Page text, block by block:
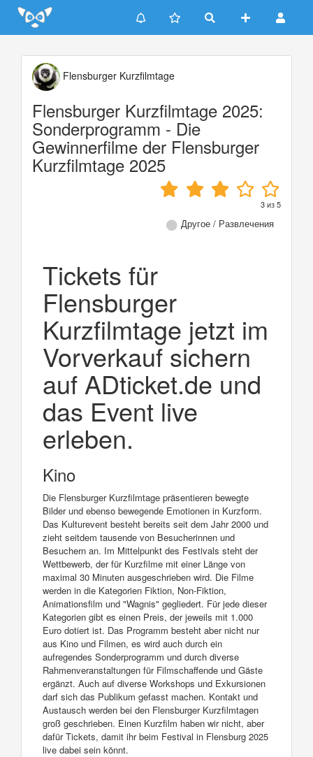
Update cookies preferences
Flensburger Kurzfilmtage
Flensburger Kurzfilmtage 2025:
Sonderprogramm - Die
Gewinnerfilme der Flensburger
Kurzfilmtage 2025
3из5
Другое / Развлечения
Tickets für
Flensburger
Kurzfilmtage jetzt im
Vorverkauf sichern
auf ADticket.de und
das Event live
erleben.
Kino
Die Flensburger Kurzfilmtage präsentieren bewegte
Bilder und ebenso bewegende Emotionen in Kurzform.
Das Kulturevent besteht bereits seit dem Jahr 2000 und
zieht seitdem tausende von Besucherinnen und
Besuchern an. Im Mittelpunkt des Festivals steht der
Wettbewerb, der für Kurzfilme mit einer Länge von
maximal 30 Minuten ausgeschrieben wird. Die Filme
werden in die Kategorien Fiktion, Non-Fiktion,
Animationsfilm und "Wagnis" gegliedert. Für jede dieser
Kategorien gibt es einen Preis, der jeweils mit 1.000
Euro dotiert ist. Das Programm besteht aber nicht nur
aus Kino und Filmen, es wird auch durch ein
aufregendes Sonderprogramm und durch diverse
Rahmenveranstaltungen für Filmschaffende und Gäste
ergänzt. Auch auf diverse Workshops und Exkursionen
darf sich das Publikum gefasst machen. Kontakt und
Austausch werden bei den Flensburger Kurzfilmtagen
groß geschrieben. Einen Kurzfilm haben wir nicht, aber
dafür Tickets, damit ihr beim Festival in Flensburg 2025
live dabei sein könnt.